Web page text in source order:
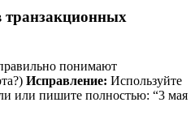
транзакционных
понимают
Исправление: Используйте
или пишите полностью: “3 мая